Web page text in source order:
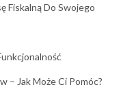
Fiskalną Do Swojego
– Jak Może Ci Pomóc?